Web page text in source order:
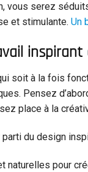
vous serez
et stimulante. Un
inspirant
soit à la fois
Pensez
place à la
du design
pour